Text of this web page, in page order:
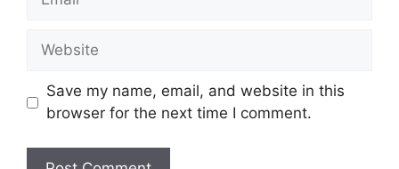
Website
Save my name, email, and website in this
browser for the next time I comment.